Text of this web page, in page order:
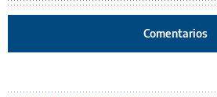
Comentarios